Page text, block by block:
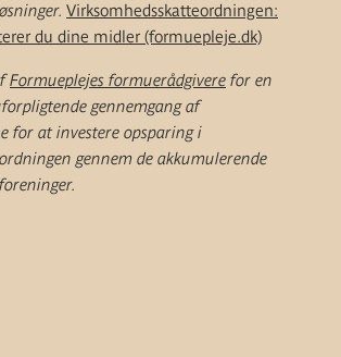
Virksomhedsskatteordningen:
du dine midler (formuepleje.dk)
Formueplejes formuerådgivere for en
gennemgang af
for at investere opsparing i
gennem de akkumulerende